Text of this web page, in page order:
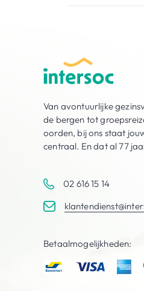
Van avontuurlijke
de bergen tot
oorden, bij ons staat
centraal. En dat al 77
02 616 15 14
Betaalmogelijkheden: